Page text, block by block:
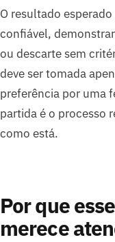
O resultado
confiável,
ou descarte sem
deve ser tomada
preferência por uma
partida é o processo
como está.
Por que
merece